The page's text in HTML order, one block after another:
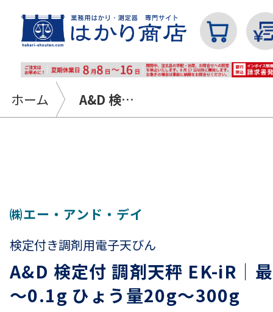
分銅
ホーム A&D 検定付 調剤天秤 EK-iR｜最小表示0.01g～0.1g ひょう量20g～300g
㈱エー・アンド・デイ
検定付き調剤用電子天びん
A&D 検定付 調剤天秤 EK-iR｜
～0.1g ひょう量20g～300g